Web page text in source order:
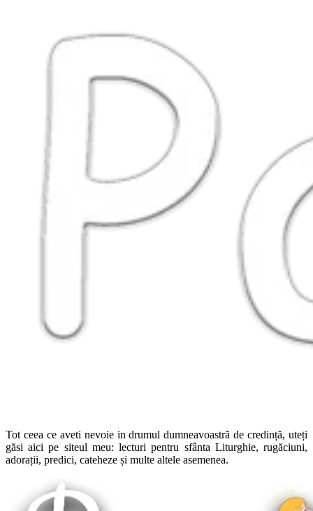
Tot ceea ce aveti nevoie in drumul dumneavoastră de credință, uteți
găsi aici pe siteul meu: lecturi pentru sfânta Liturghie, rugăciuni,
adorații, predici, cateheze și multe altele asemenea.